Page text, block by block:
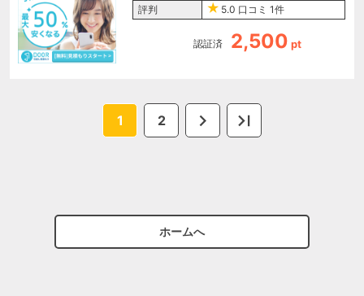
評判
5.0 口コミ 1件
認証済 2,500 pt
1 2
ホームへ